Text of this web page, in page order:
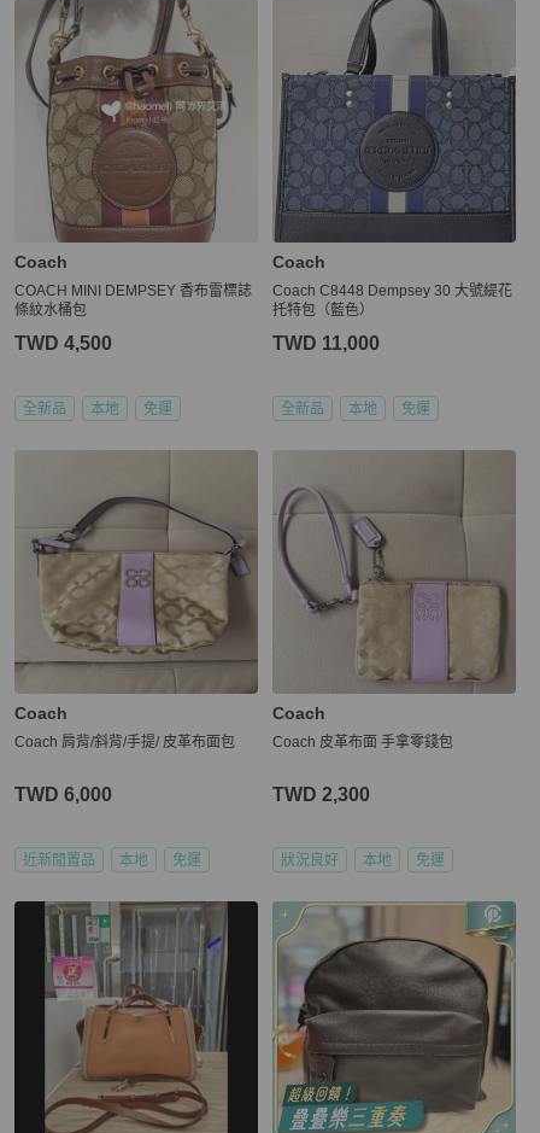
Coach
COACH MINI DEMPSEY 香布雷標誌
條紋水桶包
TWD 4,500
全新品 本地 免運
Coach
Coach C8448 Dempsey 30 大號緹花
托特包（藍色）
TWD 11,000
全新品 本地 免運
Coach
Coach 肩背/斜背/手提/ 皮革布面包
TWD 6,000
近新閒置品 本地 免運
Coach
Coach 皮革布面 手拿零錢包
TWD 2,300
狀況良好 本地 免運